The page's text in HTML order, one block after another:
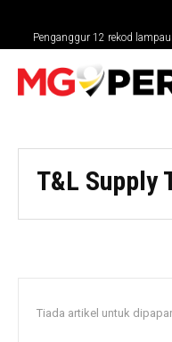
Penganggur 12 rekod
T&L Supply
Tiada artikel untuk